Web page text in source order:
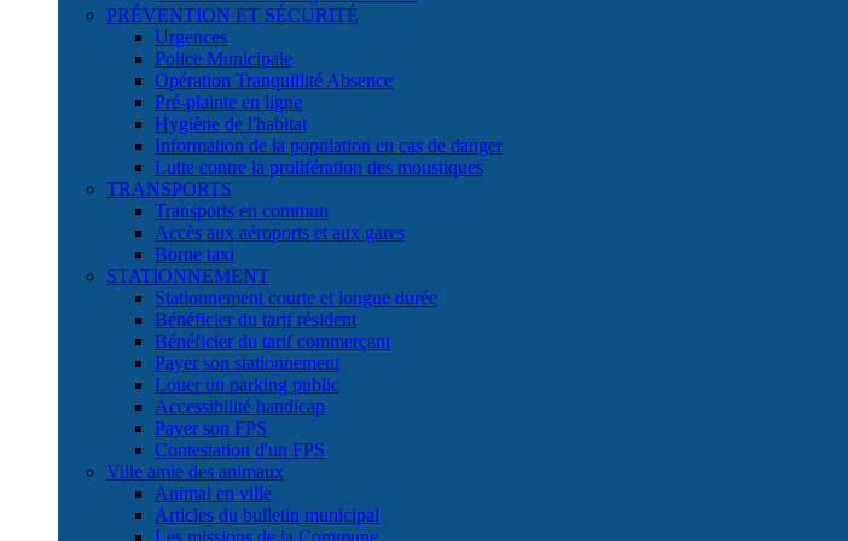
PRÉVENTION ET SÉCURITÉ
Urgences
Police Municipale
Opération Tranquillité Absence
Pré-plainte en ligne
Hygiène de l'habitat
Information de la population en cas de danger
Lutte contre la prolifération des moustiques
TRANSPORTS
Transports en commun
Accès aux aéroports et aux gares
Borne taxi
STATIONNEMENT
Stationnement courte et longue durée
Bénéficier du tarif résident
Bénéficier du tarif commerçant
Payer son stationnement
Louer un parking public
Accessibilité handicap
Payer son FPS
Contestation d'un FPS
Ville amie des animaux
Animal en ville
Articles du bulletin municipal
Les missions de la Commune